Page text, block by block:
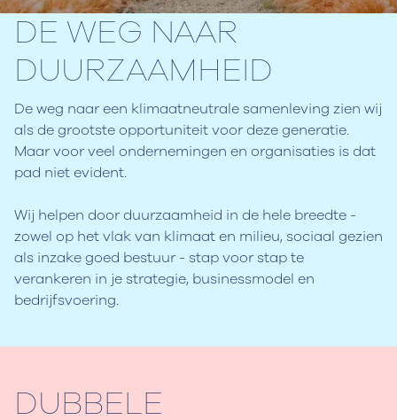
DE WEG NAAR
DUURZAAMHEID
De weg naar een klimaatneutrale samenleving zien wij
als de grootste opportuniteit voor deze generatie.
Maar voor veel ondernemingen en organisaties is dat
pad niet evident.
Wij helpen door duurzaamheid in de hele breedte -
zowel op het vlak van klimaat en milieu, sociaal gezien
als inzake goed bestuur - stap voor stap te
verankeren in je strategie, businessmodel en
bedrijfsvoering.
DUBBELE